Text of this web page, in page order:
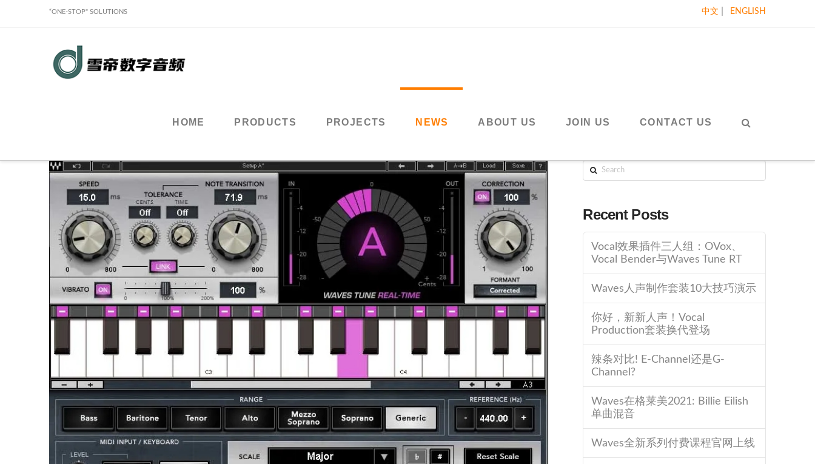
“ONE-STOP" SOLUTIONS 中文 ENGLISH
Sound
Classy
Holdings
Limited
HOME PRODUCTS PROJECTS NEWS ABOUT US JOIN US CONTACT US
Search
Recent Posts
Vocal效果插件三人组：OVox、
Vocal Bender与Waves Tune RT
Waves人声制作套装10大技巧演示
你好，新新人声！Vocal
Production套装换代登场
辣条对比! E-Channel还是G-
Channel?
Waves在格莱美2021: Billie Eilish
单曲混音
Waves全新系列付费课程官网上线